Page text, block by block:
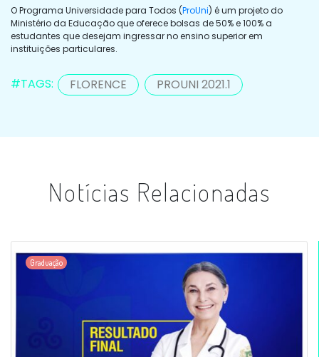
O Programa Universidade para Todos (ProUni) é um projeto do
Ministério da Educação que oferece bolsas de 50% e 100% a
estudantes que desejam ingressar no ensino superior em
instituições particulares.
#TAGS: FLORENCE PROUNI 2021.1
Notícias Relacionadas
Graduação